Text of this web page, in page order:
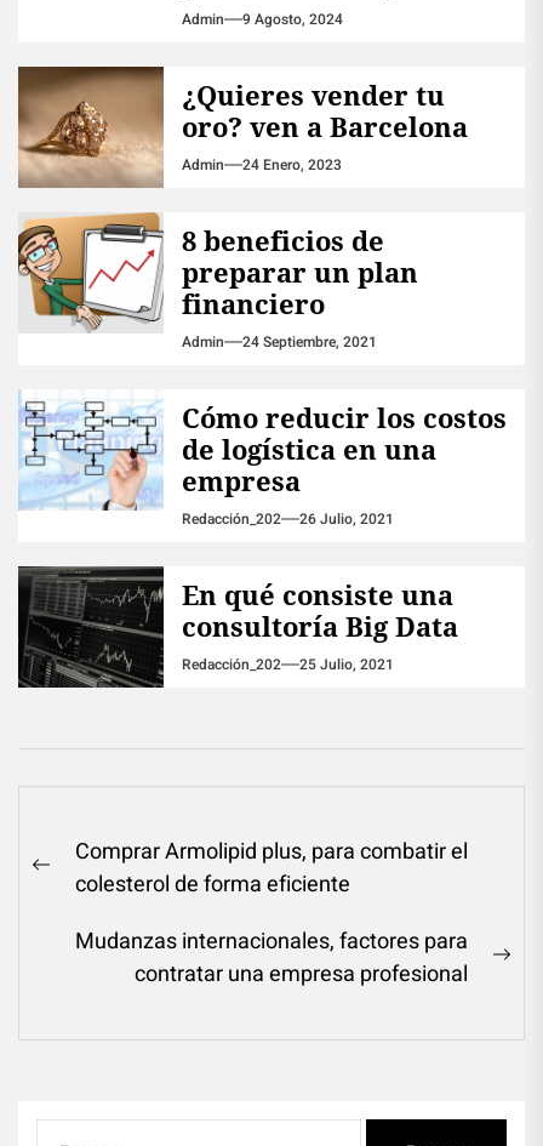
Admin 9 Agosto, 2024
¿Quieres vender tu
oro? ven a Barcelona
Admin 24 Enero, 2023
8 beneficios de
preparar un plan
financiero
Admin 24 Septiembre, 2021
Cómo reducir los costos
de logística en una
empresa
Redacción_202 26 Julio, 2021
En qué consiste una
consultoría Big Data
Redacción_202 25 Julio, 2021
Navegación
dePrevious
Comprar Armolipid plus, para combatir el
colesterol de forma eficiente
Mudanzas internacionales, factores para
contratar una empresa profesional